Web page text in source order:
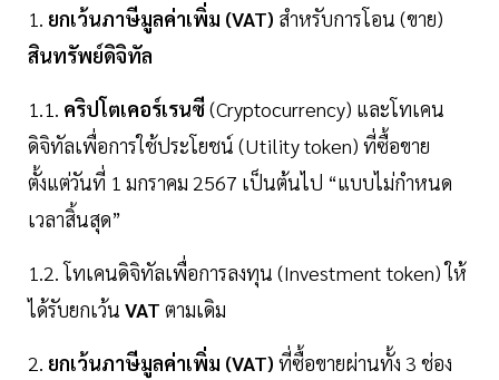
1. ยกเว้นภาษีมูลค่าเพิ่ม (VAT) สำหรับการโอน (ขาย)
สินทรัพย์ดิจิทัล
1.1. คริปโตเคอร์เรนซี(Cryptocurrency) และโทเคน
ดิจิทัลเพื่อการใช้ประโยชน์ (Utility token) ที่ซื้อขาย
ตั้งแต่วันที่ 1 มกราคม 2567 เป็นต้นไป “แบบไม่กำหนด
เวลาสิ้นสุด”
1.2. โทเคนดิจิทัลเพื่อการลงทุน (Investment token) ให้
ได้รับยกเว้น VAT ตามเดิม
2. ยกเว้นภาษีมูลค่าเพิ่ม (VAT) ที่ซื้อขายผ่านทั้ง 3 ช่อง